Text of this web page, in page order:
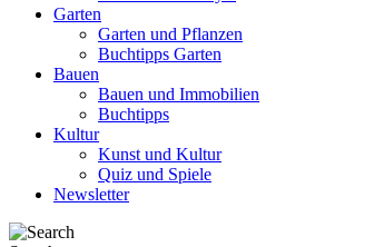
Garten
Garten und Pflanzen
Buchtipps Garten
Bauen
Bauen und Immobilien
Buchtipps
Kultur
Kunst und Kultur
Quiz und Spiele
Newsletter